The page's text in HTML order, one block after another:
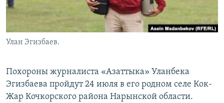
Улан Эгизбаев.
Похороны журналиста «Азаттыка» Уланбека
Эгизбаева пройдут 24 июля в его родном селе Кок-
Жар Кочкорского района Нарынской области.